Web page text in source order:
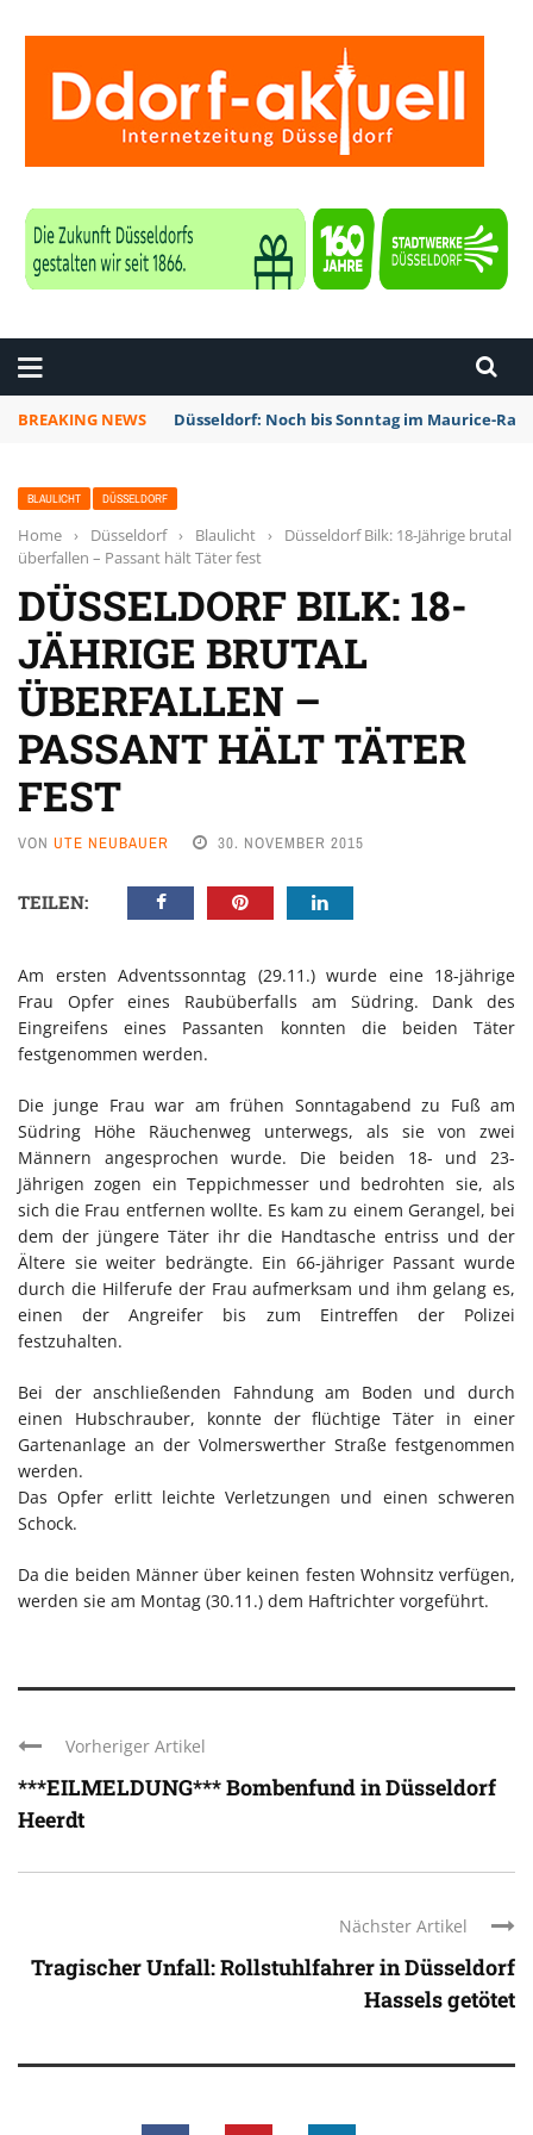
BREAKING NEWS Düsseldorf: Noch bis Sonntag im Maurice-
BLAULICHT DÜSSELDORF
Home › Düsseldorf › Blaulicht ›
Düsseldorf Bilk: 18-Jährige brutal
überfallen – Passant hält Täter fest
DÜSSELDORF BILK: 18-
JÄHRIGE BRUTAL
ÜBERFALLEN –
PASSANT HÄLT TÄTER
FEST
VON UTE NEUBAUER 30. NOVEMBER 2015
TEILEN:
Am ersten Adventssonntag (29.11.) wurde eine 18-jährige
Frau Opfer eines Raubüberfalls am Südring. Dank des
Eingreifens eines Passanten konnten die beiden Täter
festgenommen werden.
Die junge Frau war am frühen Sonntagabend zu Fuß am
Südring Höhe Räuchenweg unterwegs, als sie von zwei
Männern angesprochen wurde. Die beiden 18- und 23-
Jährigen zogen ein Teppichmesser und bedrohten sie, als
sich die Frau entfernen wollte. Es kam zu einem Gerangel, bei
dem der jüngere Täter ihr die Handtasche entriss und der
Ältere sie weiter bedrängte. Ein 66-jähriger Passant wurde
durch die Hilferufe der Frau aufmerksam und ihm gelang es,
einen der Angreifer bis zum Eintreffen der Polizei
festzuhalten.
Bei der anschließenden Fahndung am Boden und durch
einen Hubschrauber, konnte der flüchtige Täter in einer
Gartenanlage an der Volmerswerther Straße festgenommen
werden.
Das Opfer erlitt leichte Verletzungen und einen schweren
Schock.
Da die beiden Männer über keinen festen Wohnsitz verfügen,
werden sie am Montag (30.11.) dem Haftrichter vorgeführt.
Vorheriger Artikel
***EILMELDUNG*** Bombenfund in Düsseldorf
Heerdt
Nächster Artikel
Tragischer Unfall: Rollstuhlfahrer in Düsseldorf
Hassels getötet